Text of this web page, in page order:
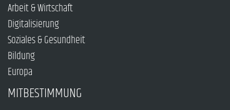
Arbeit & Wirtschaft
Digitalisierung
Soziales & Gesundheit
Bildung
Europa
MITBESTIMMUNG